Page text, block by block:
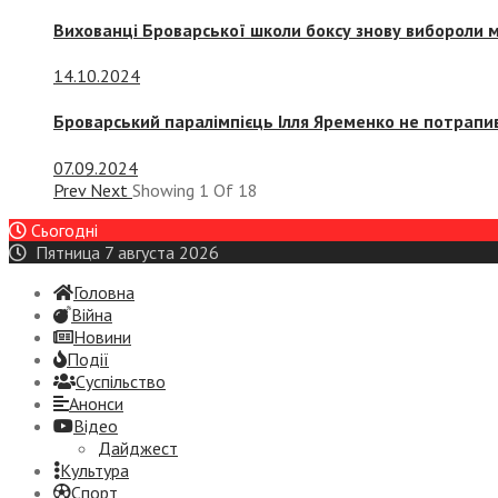
Вихованці Броварської школи боксу знову вибороли
14.10.2024
Броварський паралімпієць Ілля Яременко не
07.09.2024
Prev Next Showing 1 Of 18
Сьогодні
Пятница 7 августа 2026
Головна
Війна
Новини
Події
Суспiльство
Анонси
Відео
Дайджест
Культура
Спорт